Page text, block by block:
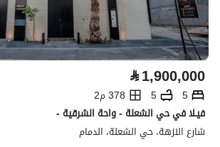
⃁1,900,000
5
5
378 م2
فيـلا في حي الشعلة - واحة الشرقية -
شارع النزهة، حي الشعلة، الدمام